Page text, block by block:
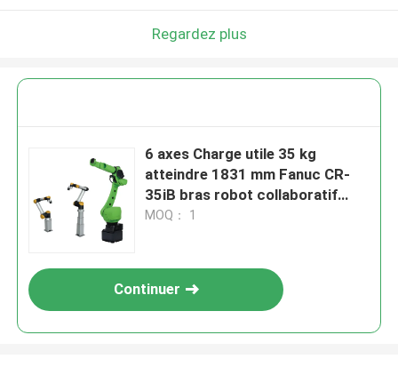
Regardez plus
6 axes Charge utile 35 kg
atteindre 1831 mm Fanuc CR-
35iB bras robot collaboratif
avec Ewellix robot élévateur axe
MOQ： 1
Continuer